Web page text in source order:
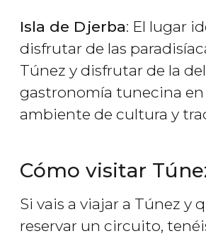
Isla de Djerba: El lugar
disfrutar de las
Túnez y disfrutar de la
gastronomía tunecina
ambiente de cultura y
Cómo visitar
Si vais a viajar a Túnez y
reservar un circuito,